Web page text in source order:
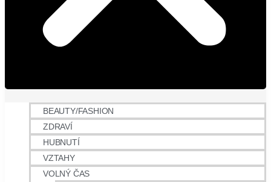
BEAUTY/FASHION
ZDRAVÍ
HUBNUTÍ
VZTAHY
VOLNÝ ČAS